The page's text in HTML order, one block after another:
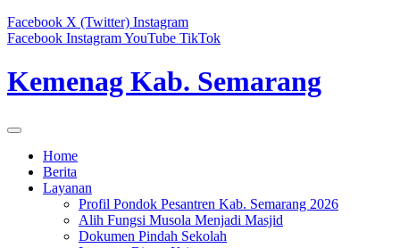
Facebook X (Twitter) Instagram
Facebook InstagramYouTube TikTok
Kemenag Kab. Semarang
Home
Berita
Layanan
Profil Pondok Pesantren Kab. Semarang 2026
Alih Fungsi Musola Menjadi Masjid
Dokumen Pindah Sekolah